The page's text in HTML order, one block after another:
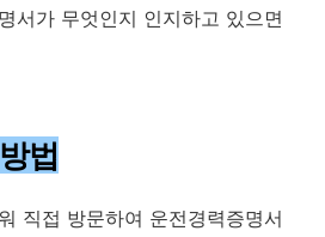
서가 무엇인지 인지하고 있으면
법
직접 방문하여 운전경력증명서